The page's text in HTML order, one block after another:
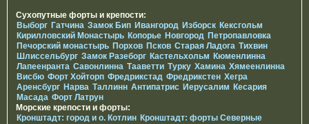
Сухопутные форты и крепости:
Выборг Гатчина Замок Бип Ивангород Изборск Кексгольм
Кирилловский Монастырь Копорье Новгород Петропавловка
Печорcкий монастырь Порхов Псков Старая Ладога Тихвин
Шлиссельбург Замок Разеборг Кастельхольм Кюменлинна
Лапеенранта Савонлинна Тааветти Турку Хамина Хямеенлинна
Висбю Форт Хойторп Фредрикстад Фредрикстен Хегра
Аренсбург Нарва Таллинн Антипатрис Иерусалим Кесария
Масада Форт Латрун
Морские крепости и форты:
Кронштадт: город и о. Котлин Кронштадт: форты Северные